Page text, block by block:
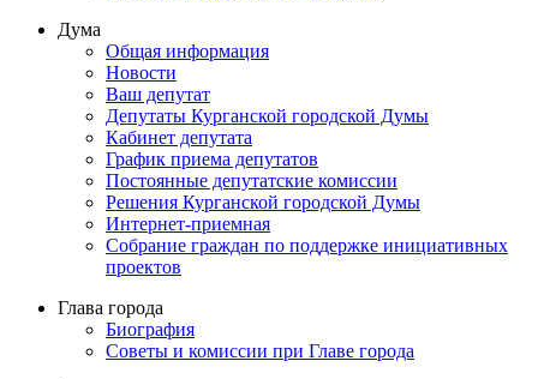
Дума
Общая информация
Новости
Ваш депутат
Депутаты Курганской городской Думы
Кабинет депутата
График приема депутатов
Постоянные депутатские комиссии
Решения Курганской городской Думы
Интернет-приемная
Собрание граждан по поддержке инициативных
проектов
Глава города
Биография
Советы и комиссии при Главе города